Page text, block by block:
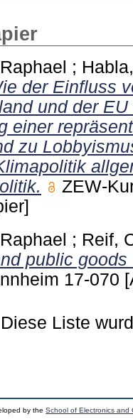
;
der Einfluss
und der
einer
zu
ZEW-
; Reif,
public goods
17-070
Diese Liste
by theSchool of Electronics and